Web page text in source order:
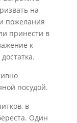
на
пожелания
принести в
к
посудой.
в
Один